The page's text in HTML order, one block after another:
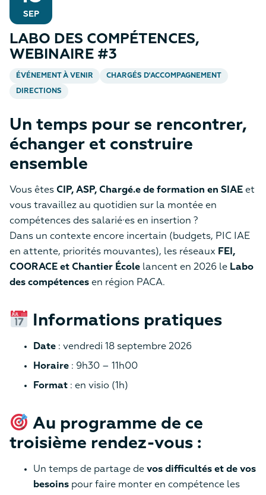
SEP
LABO DES COMPÉTENCES,
WEBINAIRE #3
ÉVÉNEMENT À VENIR CHARGÉS D'ACCOMPAGNEMENT
DIRECTIONS
Un temps pour se rencontrer,
échanger et construire
ensemble
Vous êtes CIP, ASP, Chargé.e de formation en SIAE et
vous travaillez au quotidien sur la montée en
compétences des salarié·es en insertion ?
Dans un contexte encore incertain (budgets, PIC IAE
en attente, priorités mouvantes), les réseaux FEI,
COORACE et Chantier École lancent en 2026 le Labo
des compétences en région PACA.
Informations pratiques
Date : vendredi 18 septembre 2026
Horaire : 9h30 – 11h00
Format : en visio (1h)
Au programme de ce
troisième rendez-vous :
Un temps de partage de vos difficultés et de vos
besoins pour faire monter en compétence les